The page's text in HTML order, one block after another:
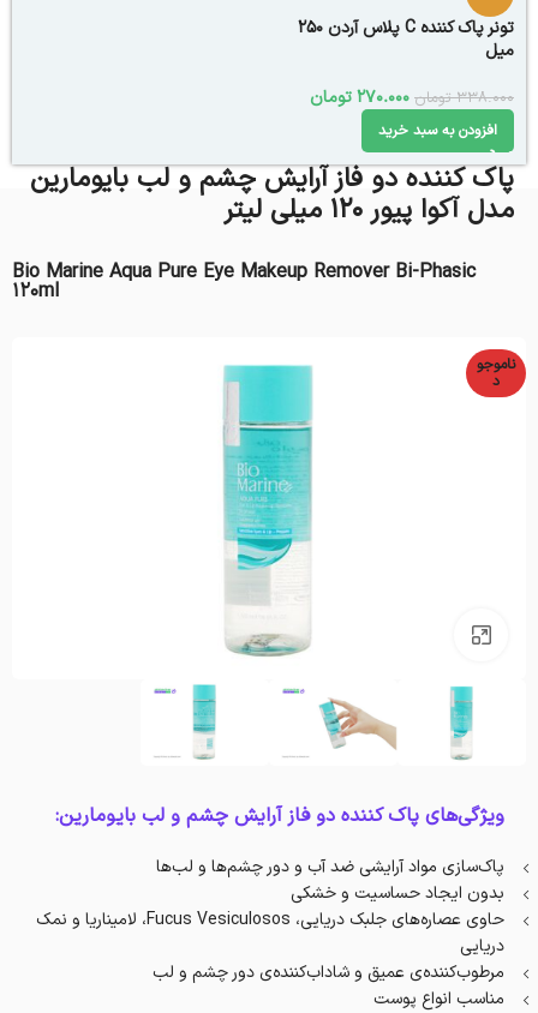
تونر پاک کننده C پلاس آردن 250
میل
338.000 تومان 270.000تومان
افزودن به سبد خرید
پاک کننده دو فاز آرایش چشم و لب بایومارین
مدل آکوا پیور 120 میلی‌ لیتر
Bio Marine Aqua Pure Eye Makeup Remover Bi-Phasic
120ml
ناموجو
د
ویژگی‌های پاک کننده دو فاز آرایش چشم و لب بایومارین:
پاک‌سازی مواد آرایشی ضد آب و دور چشم‌ها و لب‌‌ها
بدون ایجاد حساسیت و خشکی
حاوی عصاره‌های جلبک دریایی، Fucus Vesiculosos، لامیناریا و نمک
دریایی
مرطوب‌کننده‌ی عمیق و شاداب‌کننده‌ی دور چشم و لب‌
مناسب انواع پوست